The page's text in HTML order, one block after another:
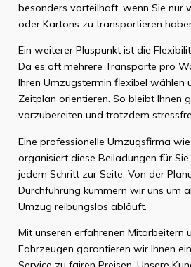
besonders vorteilhaft, wenn Sie nur
oder Kartons zu transportieren
Ein weiterer Pluspunkt ist die
Da es oft mehrere Transporte pro
Ihren Umzugstermin flexibel wählen
Zeitplan orientieren. So bleibt Ihnen
vorzubereiten und trotzdem
Eine professionelle Umzugsfirma
organisiert diese Beiladungen für
jedem Schritt zur Seite. Von der
Durchführung kümmern wir uns um
Umzug reibungslos abläuft.
Mit unseren erfahrenen Mitarbeitern
Fahrzeugen garantieren wir Ihnen